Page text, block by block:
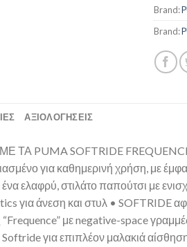
Brand:
Brand:
ΑΞΙΟΛΟΓΗΣΕΙΣ
PUMA SOFTRIDE FREQUENCE.
για καθημερινή χρήση, με
ένα ελαφρύ, στιλάτο παπούτσι με
για άνεση και στυλ • SOFTRIDE
“Frequence” με negative-space
για επιπλέον μαλακιά